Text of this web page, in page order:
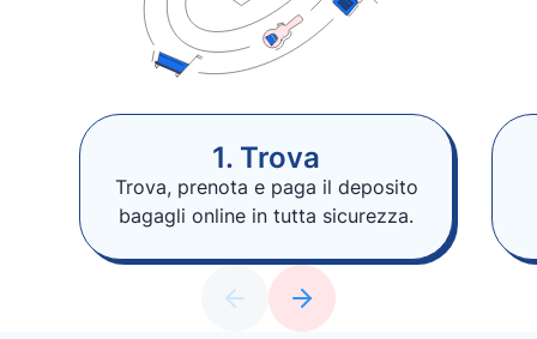
1. Trova
Trova, prenota e paga il deposito
bagagli online in tutta sicurezza.